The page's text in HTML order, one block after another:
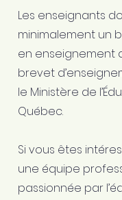
Les enseignants
minimalement un
en enseignement
brevet
le Ministère de
Québec.
Si vous êtes
une équipe
passionnée par